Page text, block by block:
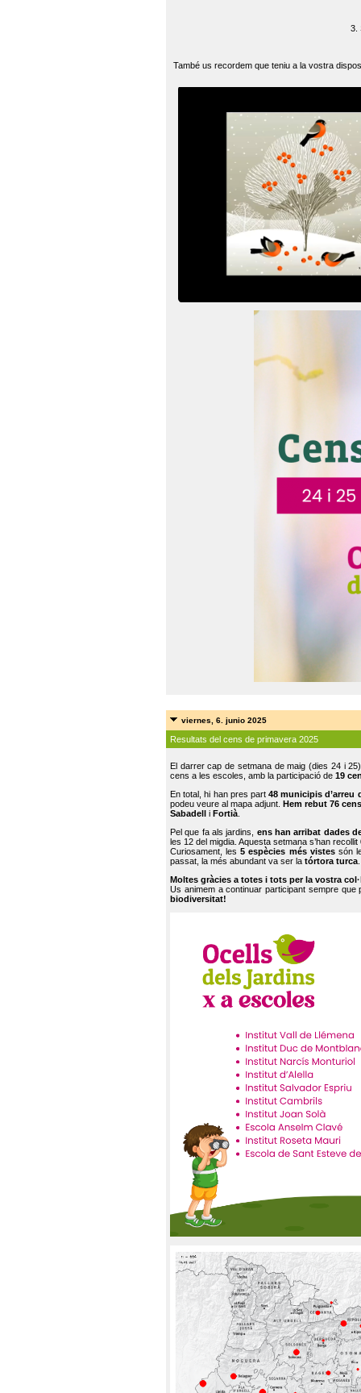
3.
També us recordem que teniu a la vostra
viernes, 6. junio 2025
Resultats del cens de primavera 2025
El darrer cap de setmana de maig (dies 24 i
cens a les escoles, amb la participació de 19
En total, hi han pres part48 municipis d’arreu
podeu veure al mapa adjunt. Hem rebut 76
Sabadell i Fortià
Pel que fa als jardins, ens han arribat dades
les 12 del migdia. Aquesta setmana s’han recollit
Curiosament, les5 espècies més vistessón
passat, la més abundant va ser la tórtora turca
Moltes gràcies a totes i tots per la vostra
Us animem a continuar participant sempre que
biodiversitat!